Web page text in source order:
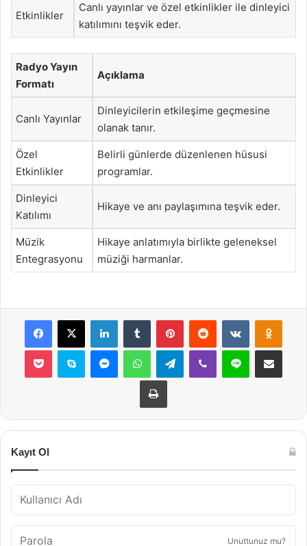
Etkinlikler
Canlı yayınlar ve özel etkinlikler ile dinleyici
katılımını teşvik eder.
Radyo Yayın
Formatı
Açıklama
Canlı Yayınlar
Dinleyicilerin etkileşime geçmesine
olanak tanır.
Özel
Etkinlikler
Belirli günlerde düzenlenen hüsusi
programlar.
Dinleyici
Katılımı
Hikaye ve anı paylaşımına teşvik eder.
Müzik
Entegrasyonu
Hikaye anlatımıyla birlikte geleneksel
müziği harmanlar.
Facebook
X LinkedInTumblr PinterestReddit VKontakte
Pocket Skype MessengerWhatsAppTelegramViber Line E-Posta ile
Yazdır
Kayıt Ol
Unuttunuz mu?